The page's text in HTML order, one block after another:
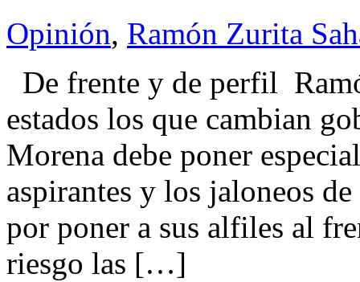
Opinión, Ramón Zurita
De frente y de perfil
estados los que cambian
Morena debe poner
aspirantes y los jaloneos
por poner a sus alfiles al
riesgo las […]